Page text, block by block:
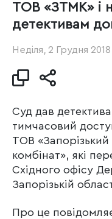
ТОВ «ЗТМК» і
детективам
Неділя, 2 Грудня
Суд дав
тимчасовий
ТОВ «Запорізький
комбінат», які
Східного офісу
Запорізькій
Про це